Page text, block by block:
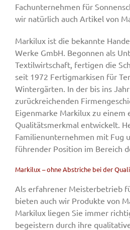
Fachunternehmen für
wir natürlich auch Artikel von
Markilux ist die bekannte
Werke GmbH. Begonnen als
Textilwirtschaft, fertigen die
seit 1972 Fertigmarkisen für
Wintergärten. In der bis ins
zurückreichenden
Eigenmarke Markilux zu einem
Qualitätsmerkmal entwickelt.
Familienunternehmen mit Fug
führender Position im Bereich
Markilux – ohne Abstriche bei der
Als erfahrener Meisterbetrieb
bieten auch wir Produkte von
Markilux liegen Sie immer
begeistern durch ihre